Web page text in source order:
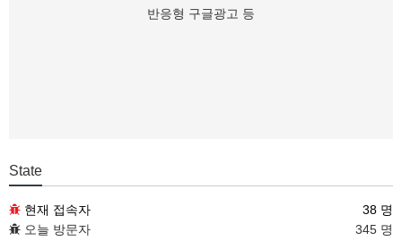
반응형 구글광고 등
State
현재 접속자
38 명
오늘 방문자
345 명